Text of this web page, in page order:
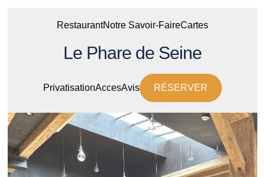
RestaurantNotre Savoir-FaireCartes
Le Phare de Seine
PrivatisationAccesAvis RÉSERVER